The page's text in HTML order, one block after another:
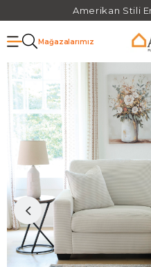
Amerikan Stili
Mağazalarımız